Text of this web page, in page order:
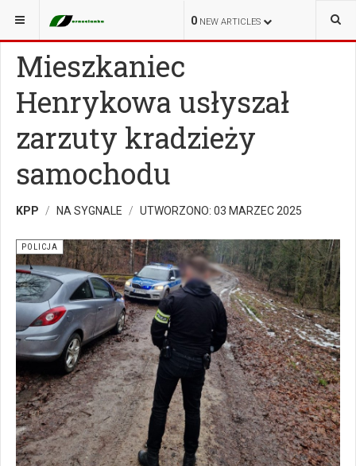
0 NEW ARTICLES
JESTEŚ TUTAJ: POLICJA
Mieszkaniec
Henrykowa usłyszał
zarzuty kradzieży
samochodu
KPP NA SYGNALE UTWORZONO: 03 MARZEC 2025
POLICJA